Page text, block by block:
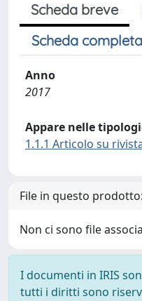
Scheda breve
Scheda
Anno
2017
Appare nelle
1.1.1 Articolo su
File in questo prodotto:
Non ci sono file
I documenti in IRIS
tutti i diritti sono